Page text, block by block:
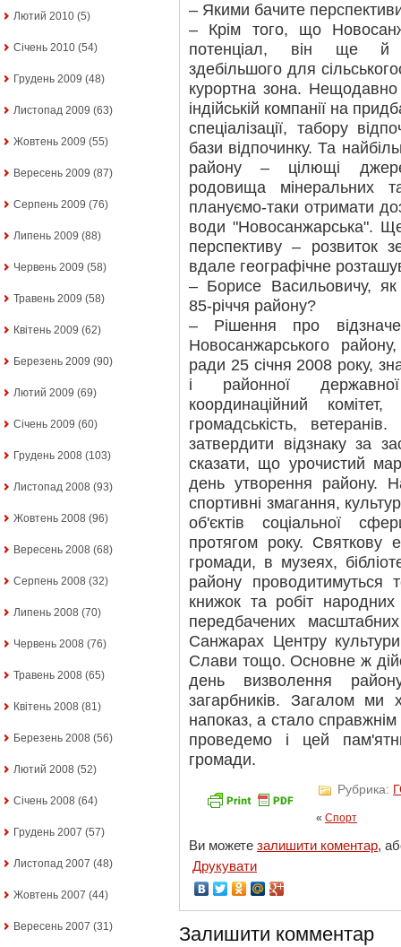
Лютий 2010 (5)
Січень 2010 (54)
Грудень 2009 (48)
Листопад 2009 (63)
Жовтень 2009 (55)
Вересень 2009 (87)
Серпень 2009 (76)
Липень 2009 (88)
Червень 2009 (58)
Травень 2009 (58)
Квітень 2009 (62)
Березень 2009 (90)
Лютий 2009 (69)
Січень 2009 (60)
Грудень 2008 (103)
Листопад 2008 (93)
Жовтень 2008 (96)
Вересень 2008 (68)
Серпень 2008 (32)
Липень 2008 (70)
Червень 2008 (76)
Травень 2008 (65)
Квітень 2008 (81)
Березень 2008 (56)
Лютий 2008 (52)
Січень 2008 (64)
Грудень 2007 (57)
Листопад 2007 (48)
Жовтень 2007 (44)
Вересень 2007 (31)
– Якими бачите
– Крім того, що
потенціал, він ще й
здебільшого для
курортна зона. Нещодавно
індійській компанії на
спеціалізації, табору
бази відпочинку. Та
району – цілющі
родовища мінеральних
плануємо-таки отримати
води "Новосанжарська".
перспективу – розвиток
вдале географічне
– Борисе Васильовичу, як
85-річчя району?
– Рішення про
Новосанжарського
ради 25 січня 2008 року,
і районної державної
координаційний
громадськість,
затвердити відзнаку за
сказати, що урочистий
день утворення району.
спортивні змагання,
об'єктів соціальної
протягом року. Святкову
громади, в музеях,
району проводитимуться
книжок та робіт народних
передбачених
Санжарах Центру
Слави тощо. Основне ж
день визволення
загарбників. Загалом
напоказ, а стало
проведемо і цей
громади.
Рубрика:
« Спорт
Ви можете залишити коментар,
Друкувати
Залишити комментар